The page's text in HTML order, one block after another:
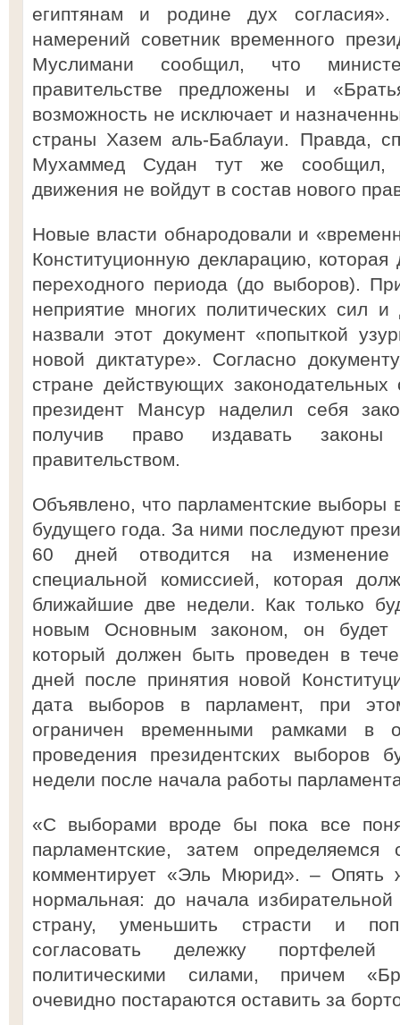
египтянам и родине дух
намерений советник временного
Муслимани сообщил, что
правительстве предложены и
возможность не исключает и
страны Хазем аль-Баблауи. Правда,
Мухаммед Судан тут же сообщил,
движения не войдут в состав нового
Новые власти обнародовали и
Конституционную декларацию, которая
переходного периода (до выборов).
неприятие многих политических сил
назвали этот документ «попыткой
новой диктатуре». Согласно
стране действующих
президент Мансур наделил себя
получив право издавать
правительством.
Объявлено, что парламентские выборы
будущего года. За ними последуют
60 дней отводится на изменение
специальной комиссией, которая
ближайшие две недели. Как только
новым Основным законом, он
который должен быть проведен в
дней после принятия новой
дата выборов в парламент, при
ограничен временными рамками в
проведения президентских выборов
недели после начала работы
«С выборами вроде бы пока все
парламентские, затем
комментирует «Эль Мюрид». – Опять
нормальная: до начала
страну, уменьшить страсти и
согласовать дележку
политическими силами, причем
очевидно постараются оставить за